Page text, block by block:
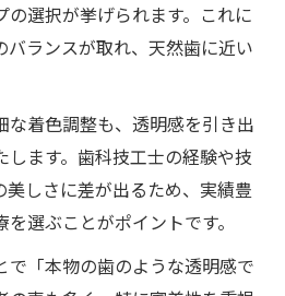
の選択が挙げられます。これに
バランスが取れ、天然歯に近い
な着色調整も、透明感を引き出
します。歯科技工士の経験や技
美しさに差が出るため、実績豊
選ぶことがポイントです。
で「本物の歯のような透明感で